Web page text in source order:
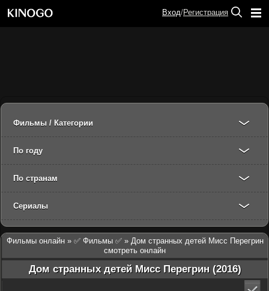
Фильмы / Категории
По году
По странам
Сериалы
Фильмы онлайн » ✅ Фильмы ✅ » Дом странных детей Мисс Перегрин
смотреть онлайн
Дом странных детей Мисс Перегрин (2016)
Вход/Регистрация